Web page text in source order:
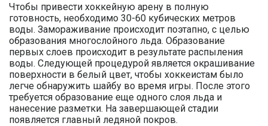
Чтобы привести хоккейную арену в полную
готовность, необходимо 30-60 кубических метров
воды. Замораживание происходит поэтапно, с целью
образования многослойного льда. Образование
первых слоев происходит в результате распыления
воды. Следующей процедурой является окрашивание
поверхности в белый цвет, чтобы хоккеистам было
легче обнаружить шайбу во время игры. После этого
требуется образование еще одного слоя льда и
нанесение разметки. На завершающей стадии
появляется главный ледяной покров.